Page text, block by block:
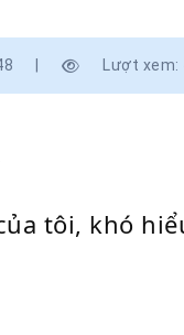
Lượt xem:
tôi, khó